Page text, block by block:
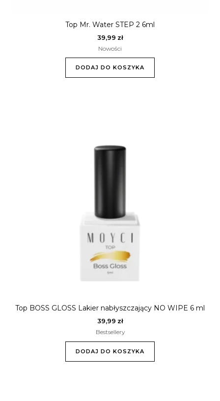
Top Mr. Water STEP 2 6ml
39,99 zł
Nowości
DODAJ DO KOSZYKA
Top BOSS GLOSS Lakier nabłyszczający NO WIPE 6 ml
39,99 zł
Bestsellery
DODAJ DO KOSZYKA